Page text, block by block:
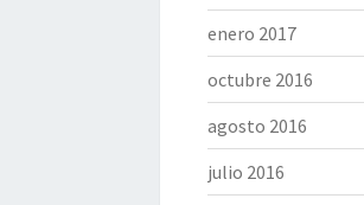
enero 2017
octubre 2016
agosto 2016
julio 2016